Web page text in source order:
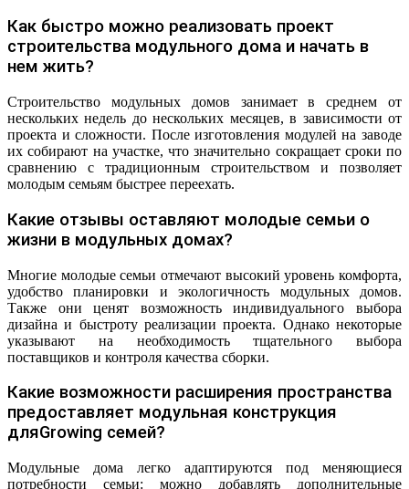
Как быстро можно реализовать проект
строительства модульного дома и начать в
нем жить?
Строительство модульных домов занимает в среднем от
нескольких недель до нескольких месяцев, в зависимости от
проекта и сложности. После изготовления модулей на заводе
их собирают на участке, что значительно сокращает сроки по
сравнению с традиционным строительством и позволяет
молодым семьям быстрее переехать.
Какие отзывы оставляют молодые семьи о
жизни в модульных домах?
Многие молодые семьи отмечают высокий уровень комфорта,
удобство планировки и экологичность модульных домов.
Также они ценят возможность индивидуального выбора
дизайна и быстроту реализации проекта. Однако некоторые
указывают на необходимость тщательного выбора
поставщиков и контроля качества сборки.
Какие возможности расширения пространства
предоставляет модульная конструкция
дляGrowing семей?
Модульные дома легко адаптируются под меняющиеся
потребности семьи: можно добавлять дополнительные